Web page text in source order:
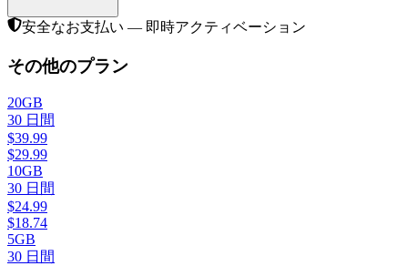
安全なお支払い — 即時アクティベーション
その他のプラン
20GB
30 日間
$39.99
$29.99
10GB
30 日間
$24.99
$18.74
5GB
30 日間